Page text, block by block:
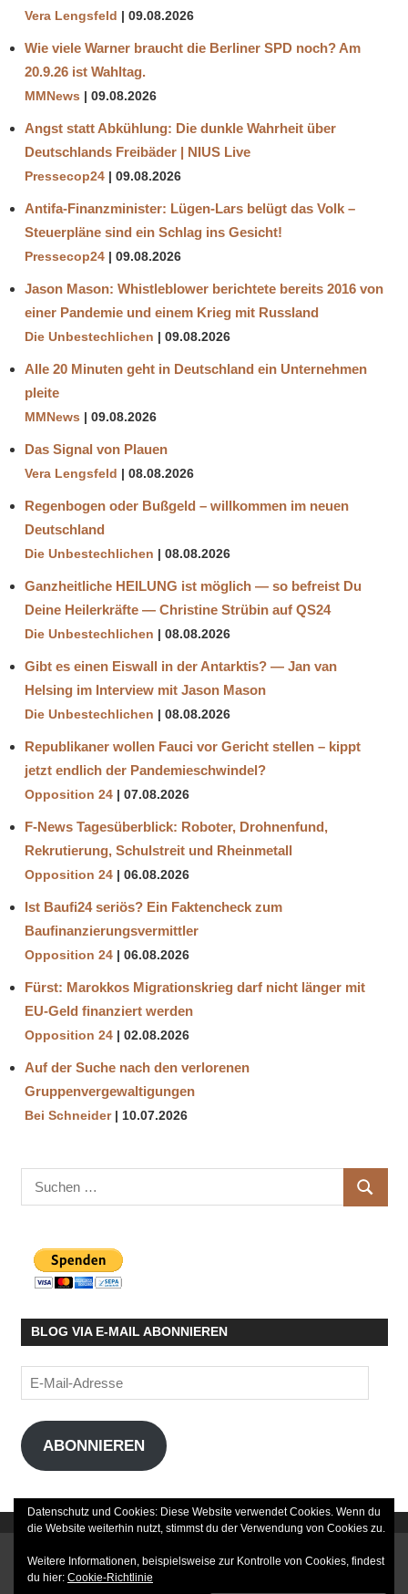
Vera Lengsfeld 09.08.2026
Wie viele Warner braucht die Berliner SPD noch? Am
20.9.26 ist Wahltag.
MMNews 09.08.2026
Angst statt Abkühlung: Die dunkle Wahrheit über
Deutschlands Freibäder | NIUS Live
Pressecop24 09.08.2026
Antifa-Finanzminister: Lügen-Lars belügt das Volk –
Steuerpläne sind ein Schlag ins Gesicht!
Pressecop24 09.08.2026
Jason Mason: Whistleblower berichtete bereits 2016 von
einer Pandemie und einem Krieg mit Russland
Die Unbestechlichen 09.08.2026
Alle 20 Minuten geht in Deutschland ein Unternehmen
pleite
MMNews 09.08.2026
Das Signal von Plauen
Vera Lengsfeld 08.08.2026
Regenbogen oder Bußgeld – willkommen im neuen
Deutschland
Die Unbestechlichen 08.08.2026
Ganzheitliche HEILUNG ist möglich — so befreist Du
Deine Heilerkräfte — Christine Strübin auf QS24
Die Unbestechlichen 08.08.2026
Gibt es einen Eiswall in der Antarktis? — Jan van
Helsing im Interview mit Jason Mason
Die Unbestechlichen 08.08.2026
Republikaner wollen Fauci vor Gericht stellen – kippt
jetzt endlich der Pandemieschwindel?
Opposition 24 07.08.2026
F-News Tagesüberblick: Roboter, Drohnenfund,
Rekrutierung, Schulstreit und Rheinmetall
Opposition 24 06.08.2026
Ist Baufi24 seriös? Ein Faktencheck zum
Baufinanzierungsvermittler
Opposition 24 06.08.2026
Fürst: Marokkos Migrationskrieg darf nicht länger mit
EU-Geld finanziert werden
Opposition 24 02.08.2026
Auf der Suche nach den verlorenen
Gruppenvergewaltigungen
Bei Schneider 10.07.2026
Suchen
nach:
SUCHEN
BLOG VIA E-MAIL ABONNIEREN
E-
Mail-
Adresse
ABONNIEREN
Datenschutz und Cookies: Diese Website verwendet Cookies. Wenn du
die Website weiterhin nutzt, stimmst du der Verwendung von Cookies zu.
Weitere Informationen, beispielsweise zur Kontrolle von Cookies, findest
du hier: Cookie-Richtlinie